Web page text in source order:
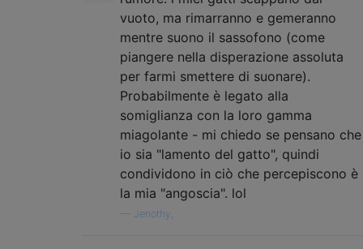
vuoto, ma rimarranno e gemeranno
mentre suono il sassofono (come
piangere nella disperazione assoluta
per farmi smettere di suonare).
Probabilmente è legato alla
somiglianza con la loro gamma
miagolante - mi chiedo se pensano che
io sia "lamento del gatto", quindi
condividono in ciò che percepiscono è
la mia "angoscia". lol
Jenothy,